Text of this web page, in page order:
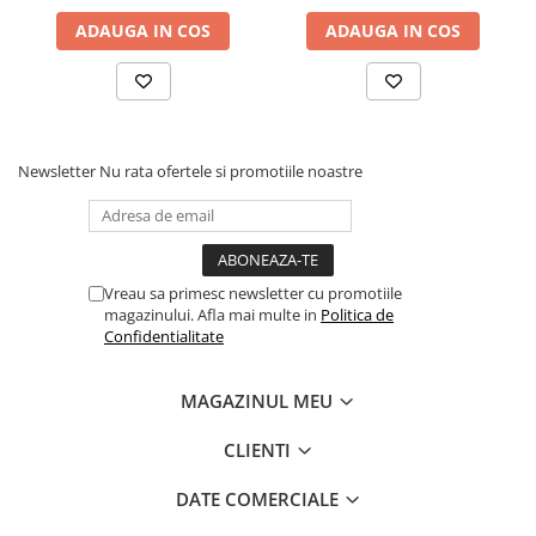
ADAUGA IN COS ADAUGA IN COS
Newsletter Nu rata ofertele si promotiile noastre
Vreau sa primesc newsletter cu promotiile
magazinului. Afla mai multe in Politica de
Confidentialitate
MAGAZINUL MEU
CLIENTI
DATE COMERCIALE